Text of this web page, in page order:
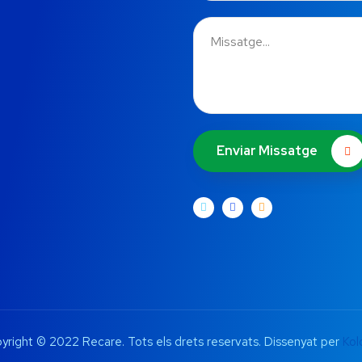
Enviar Missatge
© 2022 Recare. Tots els drets reservats. Dissenyat per